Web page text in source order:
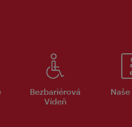
Bezbariérová
Vídeň